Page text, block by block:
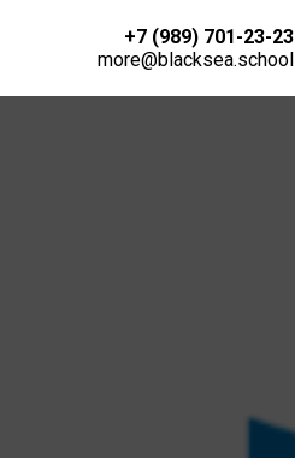
+7 (989) 701-23-23
more@blacksea.school